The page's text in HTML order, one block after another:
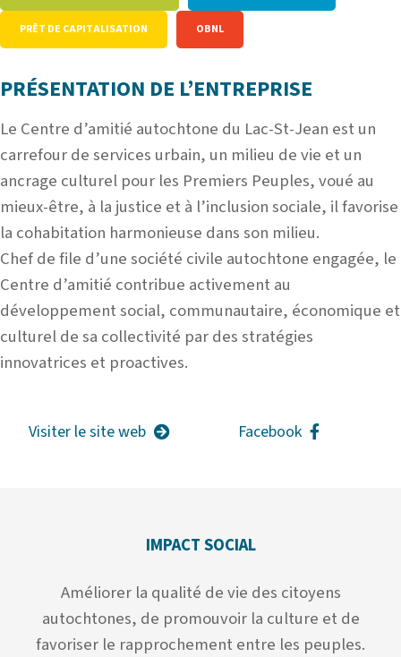
PRÊT DE CAPITALISATION OBNL
PRÉSENTATION DE L’ENTREPRISE
Le Centre d’amitié autochtone du Lac-St-Jean est un
carrefour de services urbain, un milieu de vie et un
ancrage culturel pour les Premiers Peuples, voué au
mieux-être, à la justice et à l’inclusion sociale, il favorise
la cohabitation harmonieuse dans son milieu.
Chef de file d’une société civile autochtone engagée, le
Centre d’amitié contribue activement au
développement social, communautaire, économique et
culturel de sa collectivité par des stratégies
innovatrices et proactives.
Visiter le site web Facebook
IMPACT SOCIAL
Améliorer la qualité de vie des citoyens
autochtones, de promouvoir la culture et de
favoriser le rapprochement entre les peuples.